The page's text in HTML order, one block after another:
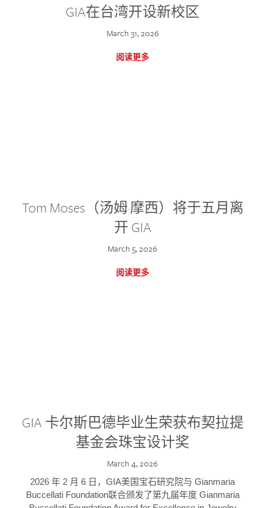
GIA在台湾开设新校区
March 31, 2026
阅读更多
Tom Moses（汤姆·摩西）将于五月离
开 GIA
March 5, 2026
阅读更多
GIA 卡尔斯巴德毕业生荣获布契拉提
基金会珠宝设计奖
March 4, 2026
2026 年 2 月 6 日，GIA美国宝石研究院与 Gianmaria
Buccellati Foundation联合颁发了第九届年度 Gianmaria